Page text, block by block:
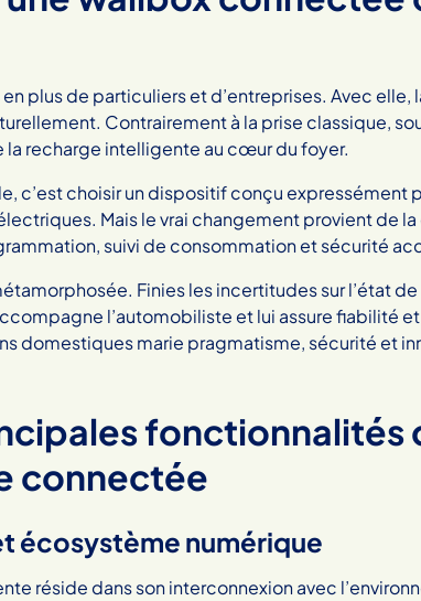
plus de particuliers et d’entreprises. Avec elle,
Contrairement à la prise classique,
recharge intelligente au cœur du foyer.
c’est choisir un dispositif conçu expressément
Mais le vrai changement provient de
suivi de consommation et sécurité
Finies les incertitudes sur l’état
l’automobiliste et lui assure fiabilité
domestiques marie pragmatisme, sécurité et
fonctionnalités
connectée
écosystème numérique
réside dans son interconnexion avec